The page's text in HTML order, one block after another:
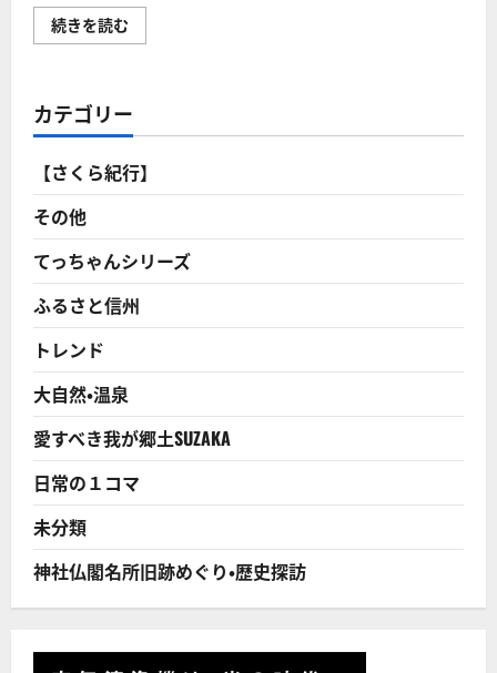
続きを読む
体
会
話
す
る
こ
長
生
き
の
秘
訣
だ！
竜
山
興
國
寺
に
つ
い
つ
い
て
ら
カテゴリー
【さくら紀行】
その他
てっちゃんシリーズ
ふるさと信州
トレンド
大自然・温泉
愛すべき我が郷土SUZAKA
日常の１コマ
未分類
神社仏閣名所旧跡めぐり・歴史探訪